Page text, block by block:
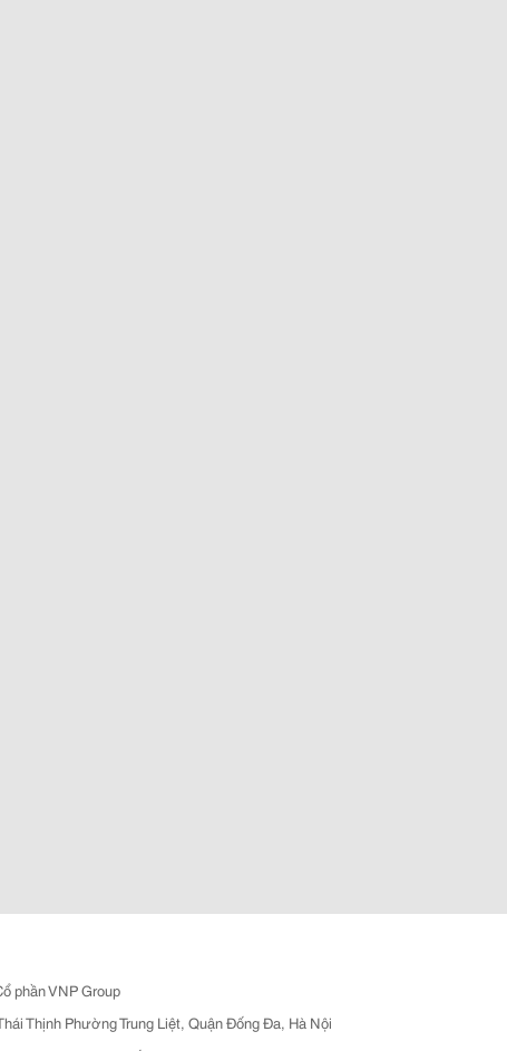
phần VNP Group
Thịnh Phường Trung Liệt, Quận Đống Đa, Hà Nội